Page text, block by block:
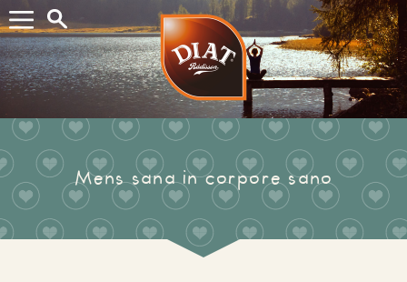
Buscar...
Mens sana in corpore sano